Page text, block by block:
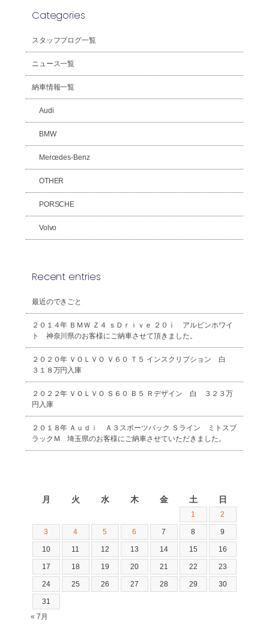
Categories
スタッフブログ一覧
ニュース一覧
納車情報一覧
Audi
BMW
Mercedes-Benz
OTHER
PORSCHE
Volvo
Recent entries
最近のできごと
２０１４年 ＢＭＷ Ｚ４ ｓＤｒｉｖｅ ２０ｉ アルピンホワイ
ト 神奈川県のお客様にご納車させて頂きました。
２０２０年 ＶＯＬＶＯ Ｖ６０ Ｔ５ インスクリプション 白
３１８万円入庫
２０２２年 ＶＯＬＶＯ Ｓ６０ Ｂ５ Ｒデザイン 白 ３２３万
円入庫
２０１８年 Ａｕｄｉ Ａ３スポーツバック Ｓライン ミトスブ
ラックＭ 埼玉県のお客様にご納車させていただきました。
月 火 水 木 金 土 日
1 2
3 4 5 6 7 8 9
10 11 12 13 14 15 16
17 18 19 20 21 22 23
24 25 26 27 28 29 30
31
« 7月